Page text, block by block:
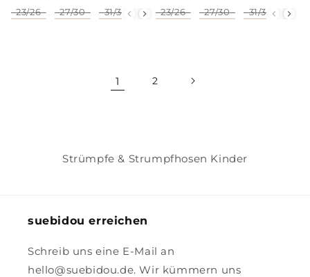
Preis
Größe
23/26 27/30 31/34 35/38
Preis
Größe
23/26 27/30 31/34
1 2
Strümpfe & Strumpfhosen Kinder
suebidou erreichen
Schreib uns eine E-Mail an
hello@suebidou.de. Wir kümmern uns